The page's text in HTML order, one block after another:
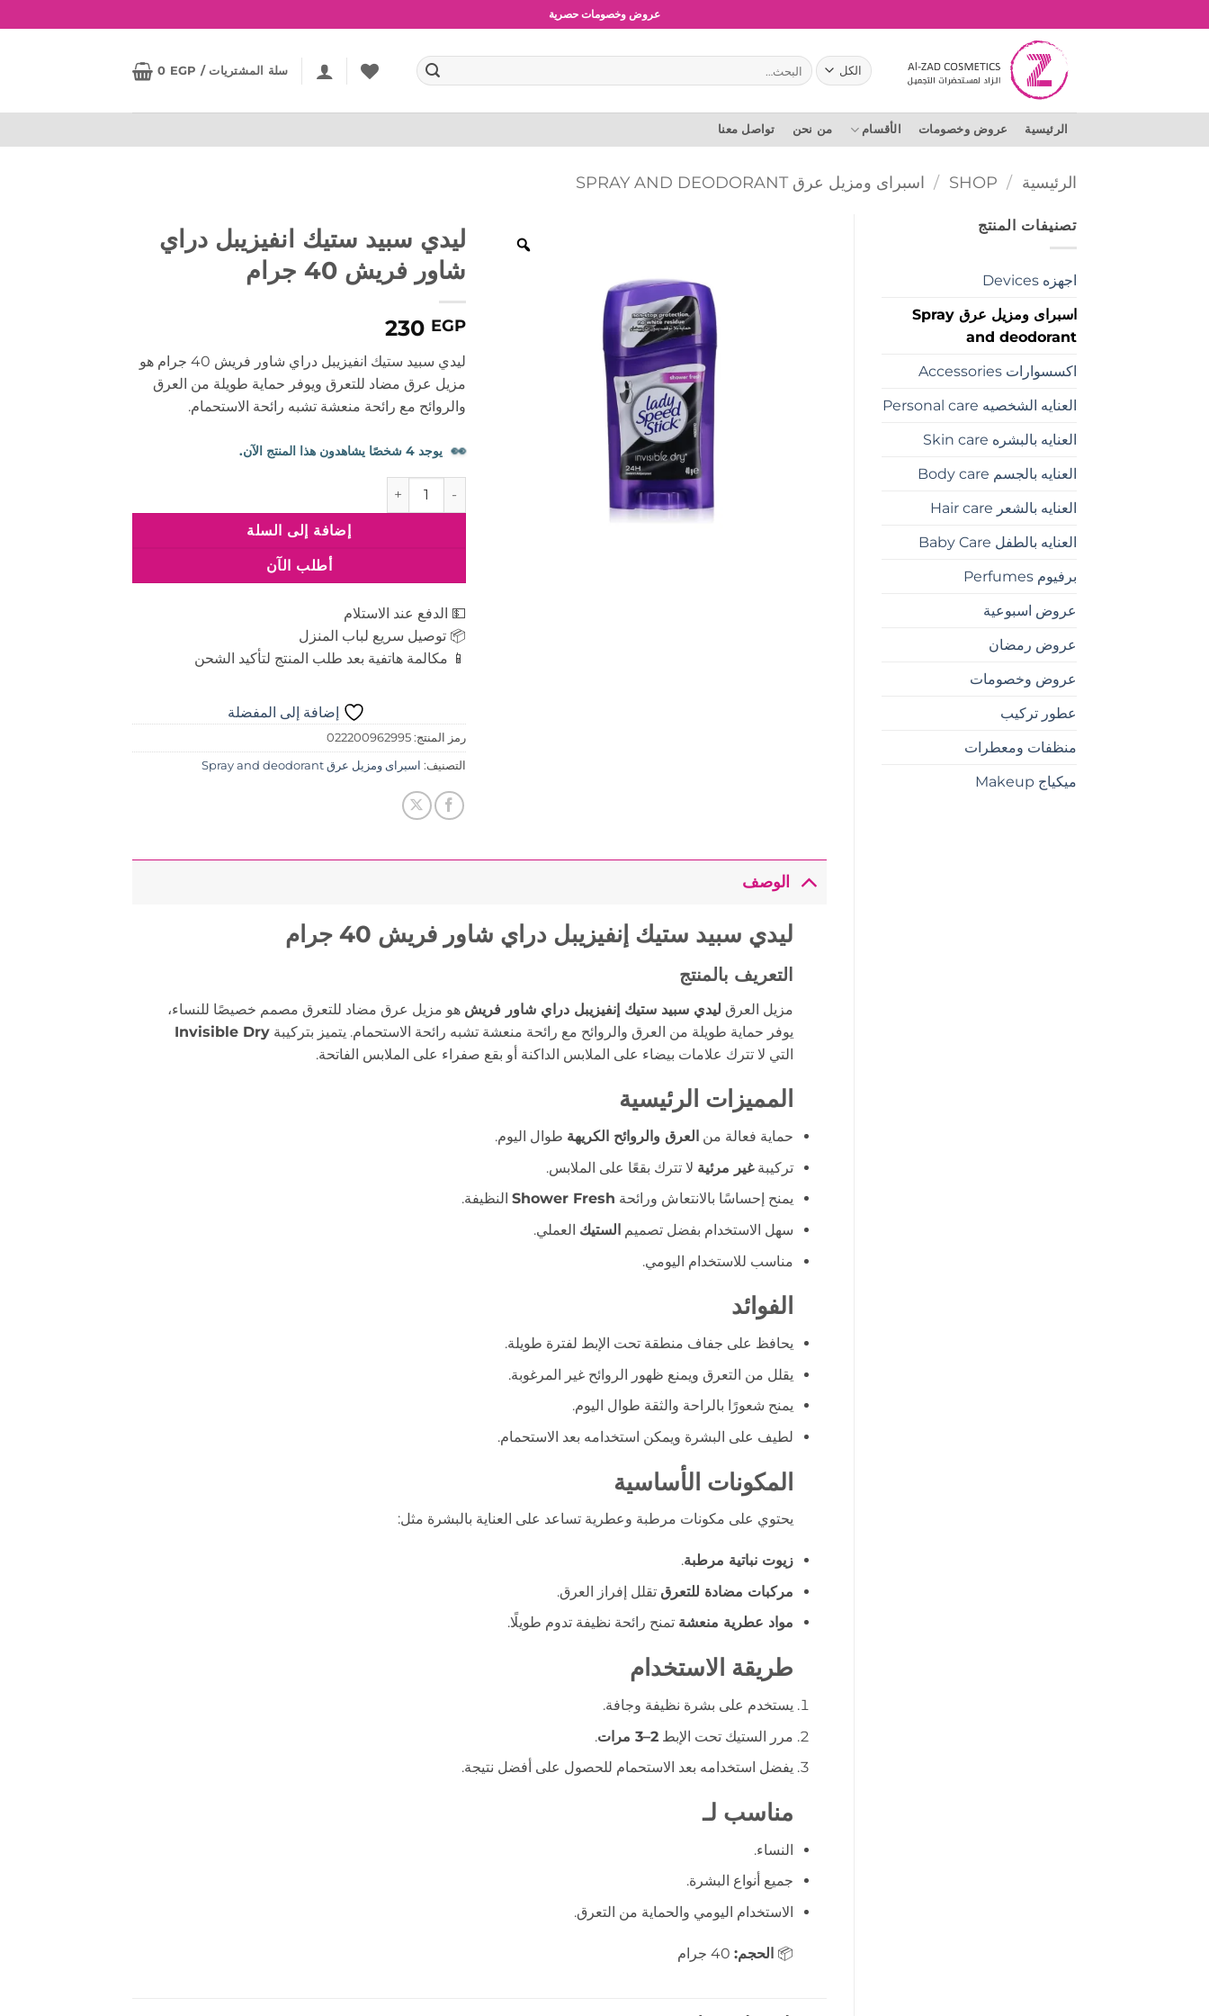
للمحتوى
شحن مجاني للطلبات بقيمة 1500 جنية أو أكثر
البحث
عن:
سلة المشتريات / 0 EGP
الرئيسية عروض وخصومات الأقسام من نحن تواصل معنا
الرئيسية /
SHOP
/ اسبراى ومزيل عرق SPRAY AND DEODORANT
تصنيفات المنتج
اجهزه Devices
اسبراى ومزيل عرق Spray
and deodorant
اكسسوارات Accessories
العنايه الشخصيه Personal care
العنايه بالبشره Skin care
العنايه بالجسم Body care
العنايه بالشعر Hair care
العنايه بالطفل Baby Care
برفيوم Perfumes
عروض اسبوعية
عروض رمضان
عروض وخصومات
عطور تركيب
منظفات ومعطرات
ميكياج Makeup
ليدي سبيد ستيك انفيزيبل دراي
شاور فريش 40 جرام
230 EGP
ليدي سبيد ستيك انفيزيبل دراي شاور فريش 40 جرام هو
مزيل عرق مضاد للتعرق ويوفر حماية طويلة من العرق
والروائح مع رائحة منعشة تشبه رائحة الاستحمام.
👀 يوجد 4 شخصًا يشاهدون هذا المنتج الآن.
كمية ليدي سبيد ستيك انفيزيبل دراي شاور فريش 40 جرام
إضافة إلى السلة
أطلب الآن
💵 الدفع عند الاستلام
📦 توصيل سريع لباب المنزل
📱 مكالمة هاتفية بعد طلب المنتج لتأكيد الشحن
إضافة إلى المفضلة
رمز المنتج:022200962995
التصنيف: اسبراى ومزيل عرق Spray and deodorant
الوصف
ليدي سبيد ستيك إنفيزيبل دراي شاور فريش 40 جرام
التعريف بالمنتج
مزيل العرق ليدي سبيد ستيك إنفيزيبل دراي شاور فريش هو مزيل عرق مضاد للتعرق مصمم خصيصًا للنساء،
يوفر حماية طويلة من العرق والروائح مع رائحة منعشة تشبه رائحة الاستحمام. يتميز بتركيبةInvisible Dry
التي لا تترك علامات بيضاء على الملابس الداكنة أو بقع صفراء على الملابس الفاتحة.
المميزات الرئيسية
حماية فعالة من العرق والروائح الكريهة طوال اليوم.
تركيبةغير مرئية لا تترك بقعًا على الملابس.
يمنح إحساسًا بالانتعاش ورائحة Shower Fresh النظيفة.
سهل الاستخدام بفضل تصميم الستيك العملي.
مناسب للاستخدام اليومي.
الفوائد
يحافظ على جفاف منطقة تحت الإبط لفترة طويلة.
يقلل من التعرق ويمنع ظهور الروائح غير المرغوبة.
يمنح شعورًا بالراحة والثقة طوال اليوم.
لطيف على البشرة ويمكن استخدامه بعد الاستحمام.
المكونات الأساسية
يحتوي على مكونات مرطبة وعطرية تساعد على العناية بالبشرة مثل:
زيوت نباتية مرطبة.
مركبات مضادة للتعرق تقلل إفراز العرق.
مواد عطرية منعشة تمنح رائحة نظيفة تدوم طويلًا.
طريقة الاستخدام
يستخدم على بشرة نظيفة وجافة.
مرر الستيك تحت الإبط2–3 مرات
.
يفضل استخدامه بعد الاستحمام للحصول على أفضل نتيجة.
مناسب لـ
النساء.
جميع أنواع البشرة.
الاستخدام اليومي والحماية من التعرق.
📦 الحجم: